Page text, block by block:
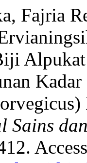
Fajria
Sains